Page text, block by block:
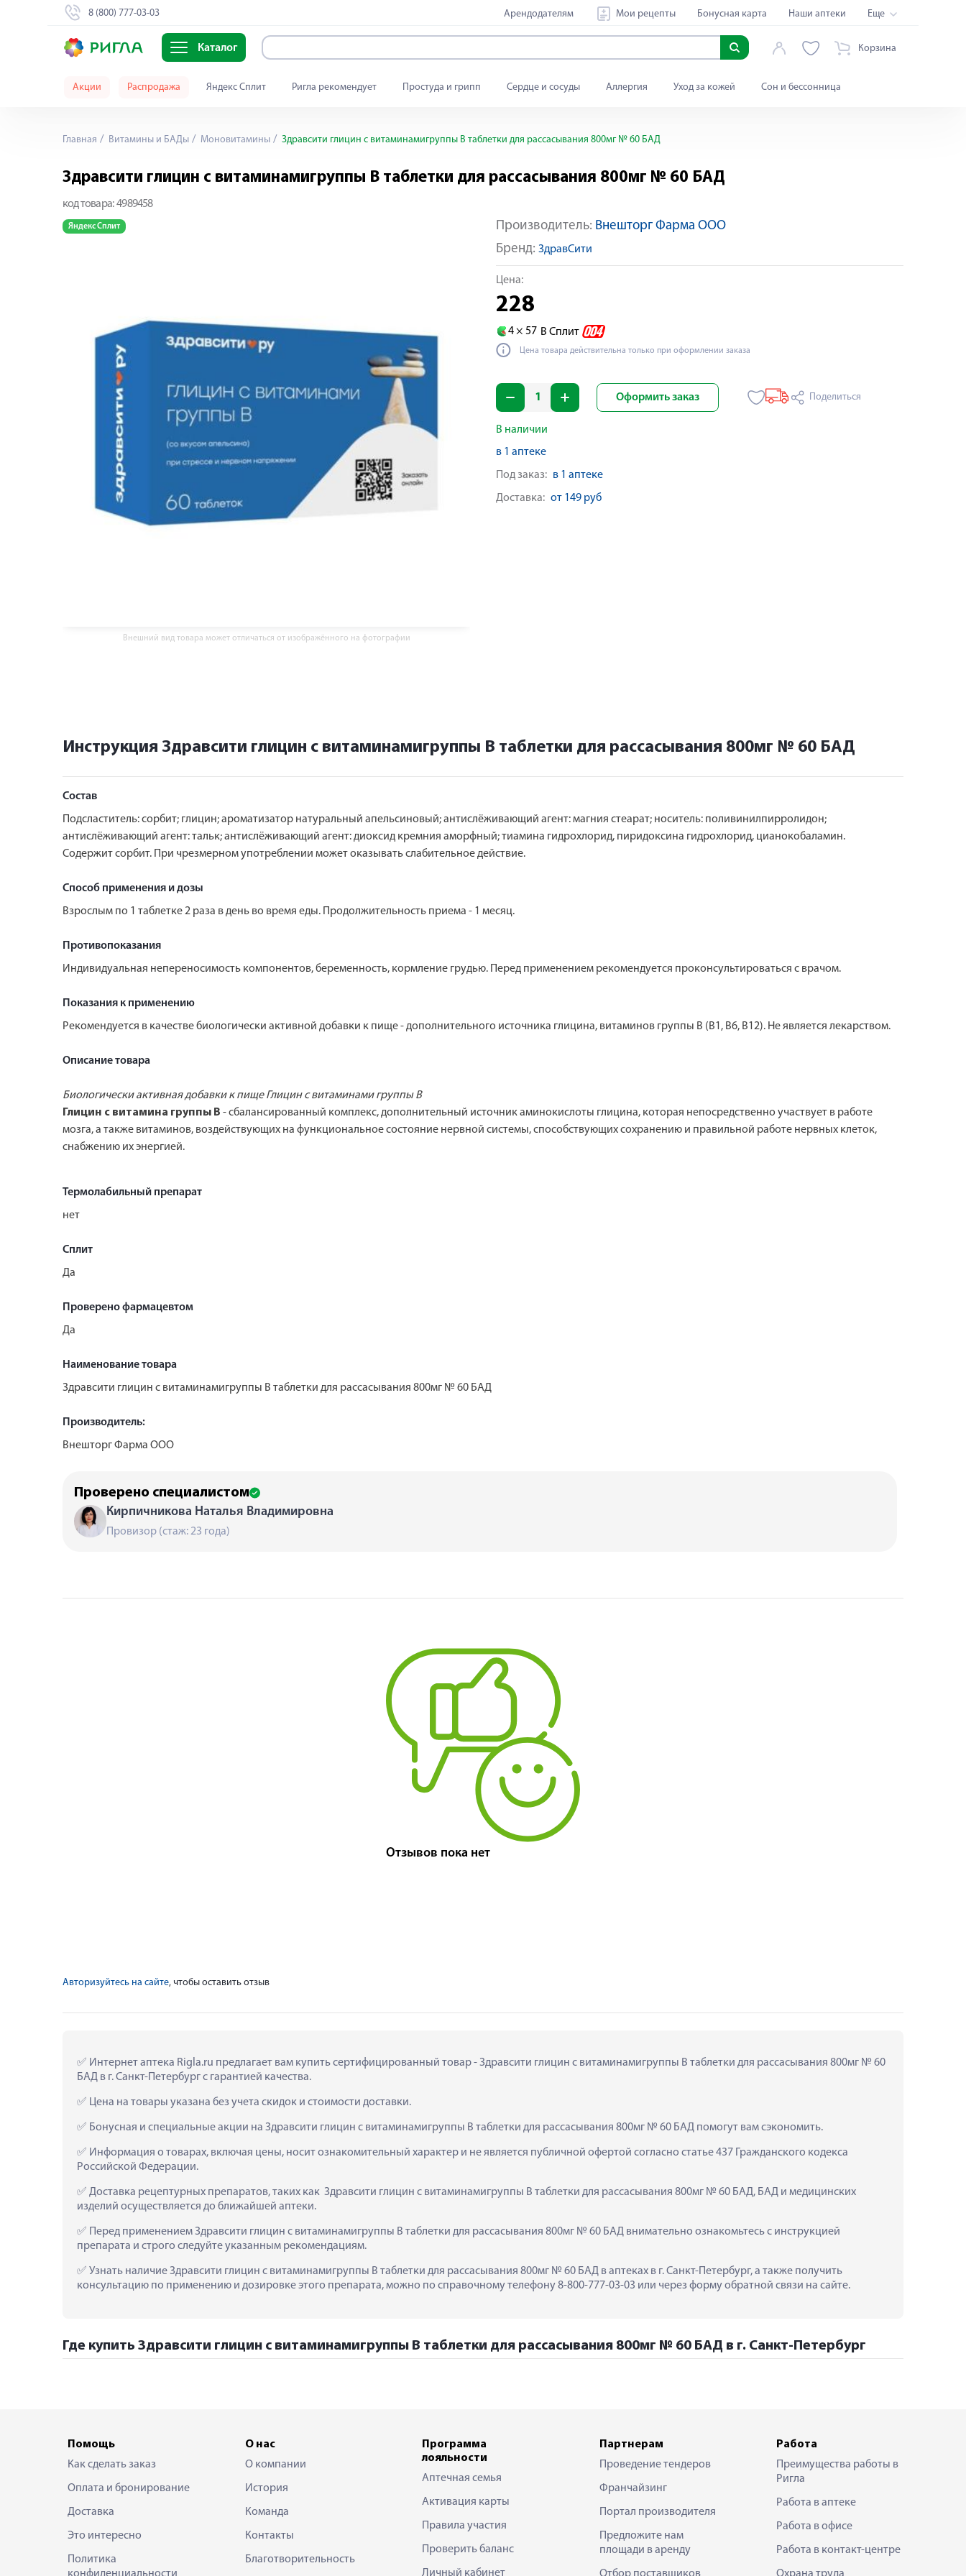
8 (800) 777-03-03 Арендодателям Мои рецепты Бонусная карта Наши аптеки Еще
Каталог Корзина
Акции Распродажа Яндекс Сплит Ригла рекомендует Простуда и грипп Сердце и сосуды Аллергия Уход за кожей Сон и бессонница
Главная Витамины и БАДы Моновитамины Здравсити глицин с витаминамигруппы В таблетки для рассасывания 800мг № 60 БАД
Здравсити глицин с витаминамигруппы В таблетки для рассасывания 800мг № 60 БАД
код товара: 4989458
Яндекс Сплит
Внешний вид товара может отличаться от изображённого на фотографии
Производитель: Внешторг Фарма ООО
Бренд: ЗдравСити
Цена:
228
4 × 57 В Сплит
Цена товара действительна только при оформлении заказа
Оформить заказ Поделиться
В наличии
в 1 аптеке
Под заказ: в 1 аптеке
Доставка: от 149 руб
Инструкция Здравсити глицин с витаминамигруппы В таблетки для рассасывания 800мг № 60 БАД
Состав
Подсластитель: сорбит; глицин; ароматизатор натуральный апельсиновый; антислёживающий агент: магния стеарат; носитель: поливинилпирролидон;
антислёживающий агент: тальк; антислёживающий агент: диоксид кремния аморфный; тиамина гидрохлорид, пиридоксина гидрохлорид, цианокобаламин.
Содержит сорбит. При чрезмерном употреблении может оказывать слабительное действие.
Способ применения и дозы
Взрослым по 1 таблетке 2 раза в день во время еды. Продолжительность приема - 1 месяц.
Противопоказания
Индивидуальная непереносимость компонентов, беременность, кормление грудью. Перед применением рекомендуется проконсультироваться с врачом.
Показания к применению
Рекомендуется в качестве биологически активной добавки к пище - дополнительного источника глицина, витаминов группы В (В1, B6, B12). Не является лекарством.
Описание товара
Биологически активная добавки к пище Глицин с витаминами группы В
Глицин с витамина группы В - сбалансированный комплекс, дополнительный источник аминокислоты глицина, которая непосредственно участвует в работе
мозга, а также витаминов, воздействующих на функциональное состояние нервной системы, способствующих сохранению и правильной работе нервных клеток,
снабжению их энергией.
Термолабильный препарат
нет
Сплит
Да
Проверено фармацевтом
Да
Наименование товара
Здравсити глицин с витаминамигруппы В таблетки для рассасывания 800мг № 60 БАД
Производитель:
Внешторг Фарма ООО
Проверено специалистом
Кирпичникова Наталья Владимировна
Провизор (стаж: 23 года)
Отзывов пока нет
Авторизуйтесь на сайте, чтобы оставить отзыв
Интернет аптека Rigla.ru предлагает вам купить сертифицированный товар - Здравсити глицин с витаминамигруппы В таблетки для рассасывания 800мг № 60
БАД в г. Санкт-Петербург с гарантией качества.
Цена на товары указана без учета скидок и стоимости доставки.
Бонусная и специальные акции на Здравсити глицин с витаминамигруппы В таблетки для рассасывания 800мг № 60 БАД помогут вам сэкономить.
Информация о товарах, включая цены, носит ознакомительный характер и не является публичной офертой согласно статье 437 Гражданского кодекса
Российской Федерации.
Доставка рецептурных препаратов, таких как  Здравсити глицин с витаминамигруппы В таблетки для рассасывания 800мг № 60 БАД, БАД и медицинских
изделий осуществляется до ближайшей аптеки.
Перед применением Здравсити глицин с витаминамигруппы В таблетки для рассасывания 800мг № 60 БАД внимательно ознакомьтесь с инструкцией
препарата и строго следуйте указанным рекомендациям.
Узнать наличие Здравсити глицин с витаминамигруппы В таблетки для рассасывания 800мг № 60 БАД в аптеках в г. Санкт-Петербург, а также получить
консультацию по применению и дозировке этого препарата, можно по справочному телефону 8-800-777-03-03 или через форму обратной связи на сайте.
Где купить Здравсити глицин с витаминамигруппы В таблетки для рассасывания 800мг № 60 БАД в г. Санкт-Петербург
Помощь
Как сделать заказ
Оплата и бронирование
Доставка
Это интересно
Политика
О нас
О компании
История
Команда
Контакты
Благотворительность
Программа
лояльности
Аптечная семья
Активация карты
Правила участия
Проверить баланс
Личный кабинет
Партнерам
Проведение тендеров
Франчайзинг
Портал производителя
Предложите нам
площади в аренду
Работа
Преимущества работы в
Ригла
Работа в аптеке
Работа в офисе
Работа в контакт-центре